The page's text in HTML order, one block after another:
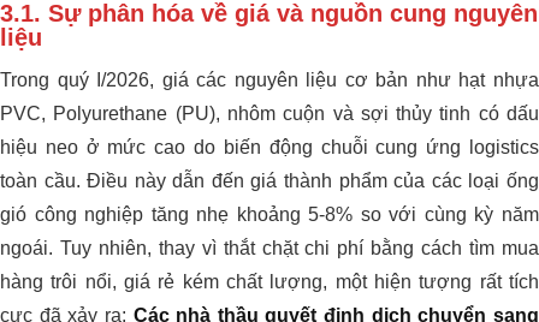
3.1. Sự phân hóa về giá và nguồn cung nguyên
liệu
Trong quý I/2026, giá các nguyên liệu cơ bản như hạt nhựa
PVC, Polyurethane (PU), nhôm cuộn và sợi thủy tinh có dấu
hiệu neo ở mức cao do biến động chuỗi cung ứng logistics
toàn cầu. Điều này dẫn đến giá thành phẩm của các loại ống
gió công nghiệp tăng nhẹ khoảng 5-8% so với cùng kỳ năm
ngoái. Tuy nhiên, thay vì thắt chặt chi phí bằng cách tìm mua
hàng trôi nổi, giá rẻ kém chất lượng, một hiện tượng rất tích
cực đã xảy ra: Các nhà thầu quyết định dịch chuyển sang